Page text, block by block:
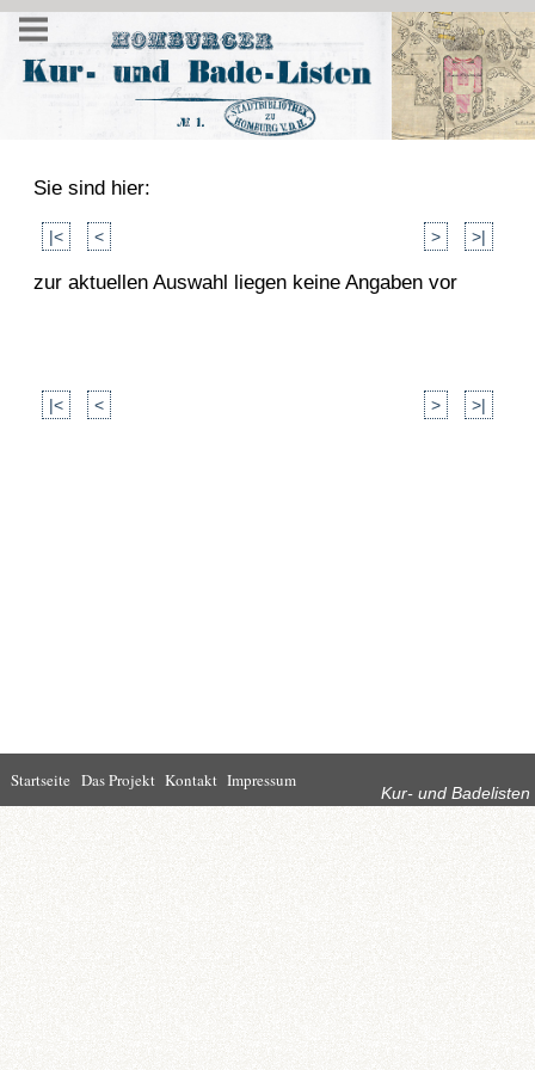
Sie sind hier:
|< < > >|
zur aktuellen Auswahl liegen keine Angaben vor
|< < > >|
Startseite
Leben in Bad
Homburg
Rathaus
Kultur Wirtschaft
Kur und
Tourismus
Kur- und Badelisten
Startseite Das Projekt Kontakt Impressum